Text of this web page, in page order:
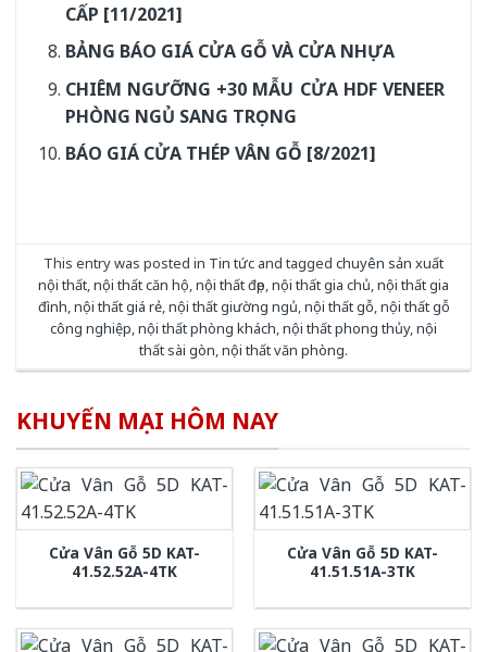
CẤP [11/2021]
BẢNG BÁO GIÁ CỬA GỖ VÀ CỬA NHỰA
CHIÊM NGƯỠNG +30 MẪU CỬA HDF VENEER
PHÒNG NGỦ SANG TRỌNG
BÁO GIÁ CỬA THÉP VÂN GỖ [8/2021]
This entry was posted in Tin tức and tagged chuyên sản xuất
nội thất,nội thất căn hộ,nội thất đẹp,nội thất gia chủ,nội thất gia
đình,nội thất giá rẻ,nội thất giường ngủ,nội thất gỗ,nội thất gỗ
công nghiệp,nội thất phòng khách,nội thất phong thủy,nội
thất sài gòn,nội thất văn phòng.
KHUYẾN MẠI HÔM NAY
Cửa Vân Gỗ 5D KAT-
41.52.52A-4TK
Cửa Vân Gỗ 5D KAT-
41.51.51A-3TK